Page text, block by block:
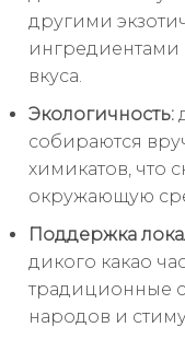
другими
ингредиентами
вкуса.
Экологичность:
собираются
химикатов, что
окружающую
Поддержка
дикого какао
традиционные
народов и